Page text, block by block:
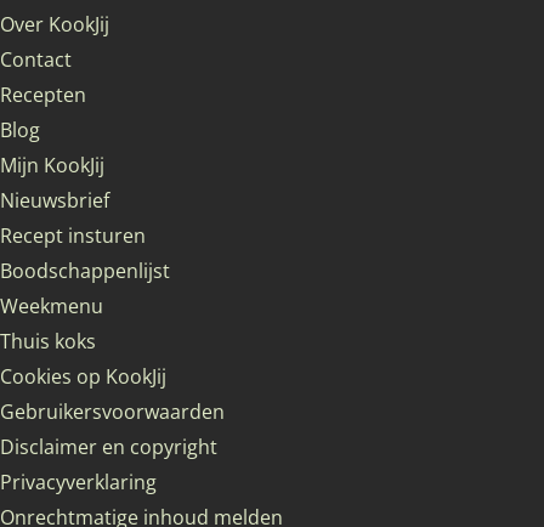
Over KookJij
Contact
Recepten
Blog
Mijn KookJij
Nieuwsbrief
Recept insturen
Boodschappenlijst
Weekmenu
Thuis koks
Cookies op KookJij
Gebruikersvoorwaarden
Disclaimer en copyright
Privacyverklaring
Onrechtmatige inhoud melden